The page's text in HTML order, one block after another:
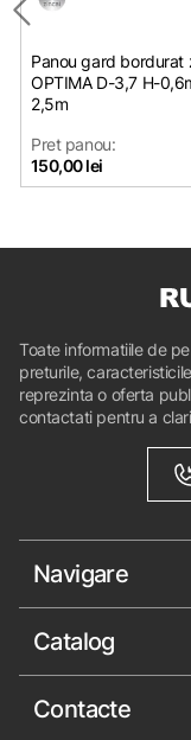
Panou gard bordurat
OPTIMA D-3,7 H-
2,5m
Pret panou:
150,00 lei
Toate informatiile de
preturile,
reprezinta o oferta
contactati pentru a
Navigare
Catalog
Contacte